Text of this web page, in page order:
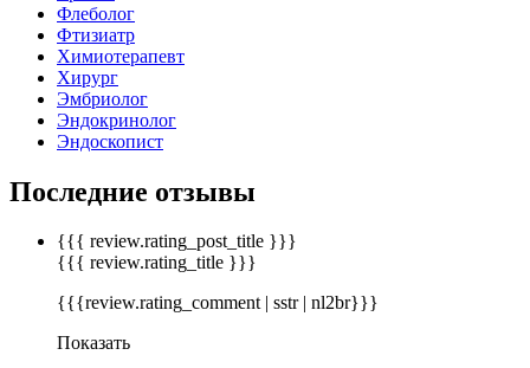
Флеболог
Фтизиатр
Химиотерапевт
Хирург
Эмбриолог
Эндокринолог
Эндоскопист
Последние отзывы
{{{ review.rating_post_title }}}
{{{ review.rating_title }}}
{{{review.rating_comment | sstr | nl2br}}}
Показать